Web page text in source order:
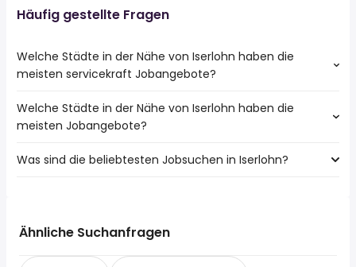
Häufig gestellte Fragen
Welche Städte in der Nähe von Iserlohn haben die
meisten servicekraft Jobangebote?
Städte in der Nähe von Iserlohn mit den meisten
servicekraft Jobs:
Hagen
Ennepetal
Welche Städte in der Nähe von Iserlohn haben die
meisten Jobangebote?
10 Städte in der Nähe von Iserlohn mit den meisten
Witten
Was sind die beliebtesten Jobsuchen in Iserlohn?
quereinsteiger
Ähnliche Suchanfragen